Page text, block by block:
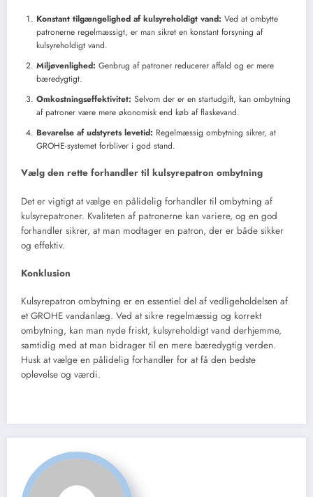
Konstant tilgængelighed af kulsyreholdigt vand: Ved at ombytte
patronerne regelmæssigt, er man sikret en konstant forsyning af
kulsyreholdigt vand.
Miljøvenlighed: Genbrug af patroner reducerer affald og er mere
bæredygtigt.
Omkostningseffektivitet: Selvom der er en startudgift, kan ombytning
af patroner være mere økonomisk end køb af flaskevand.
Bevarelse af udstyrets levetid: Regelmæssig ombytning sikrer, at
GROHE-systemet forbliver i god stand.
Vælg den rette forhandler til kulsyrepatron ombytning
Det er vigtigt at vælge en pålidelig forhandler til ombytning af
kulsyrepatroner. Kvaliteten af patronerne kan variere, og en god
forhandler sikrer, at man modtager en patron, der er både sikker
og effektiv.
Konklusion
Kulsyrepatron ombytning er en essentiel del af vedligeholdelsen af
et GROHE vandanlæg. Ved at sikre regelmæssig og korrekt
ombytning, kan man nyde friskt, kulsyreholdigt vand derhjemme,
samtidig med at man bidrager til en mere bæredygtig verden.
Husk at vælge en pålidelig forhandler for at få den bedste
oplevelse og værdi.